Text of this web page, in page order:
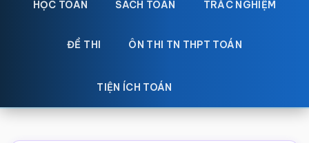
Toán
toán
giáo
HỌC TOÁN SÁCH TOÁN TRẮC NGHIỆM
ĐỀ THI ÔN THI TN THPT TOÁN
TIỆN ÍCH TOÁN